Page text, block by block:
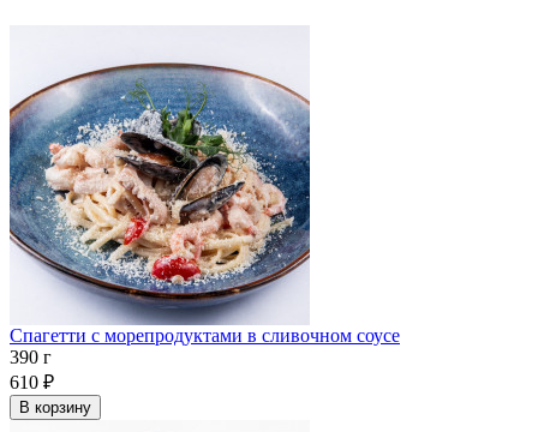
Спагетти с морепродуктами в сливочном соусе
390 г
610 ₽
В корзину